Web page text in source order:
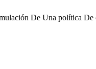
De Una política